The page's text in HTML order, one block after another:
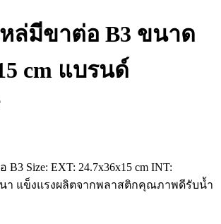
ล่มีขาต่อ B3 ขนาด
cm แบรนด์
Size: EXT: 24.7x36x15 cm INT:
หนา แข็งแรงผลิตจากพลาสติกคุณภาพดีรับน้ำ